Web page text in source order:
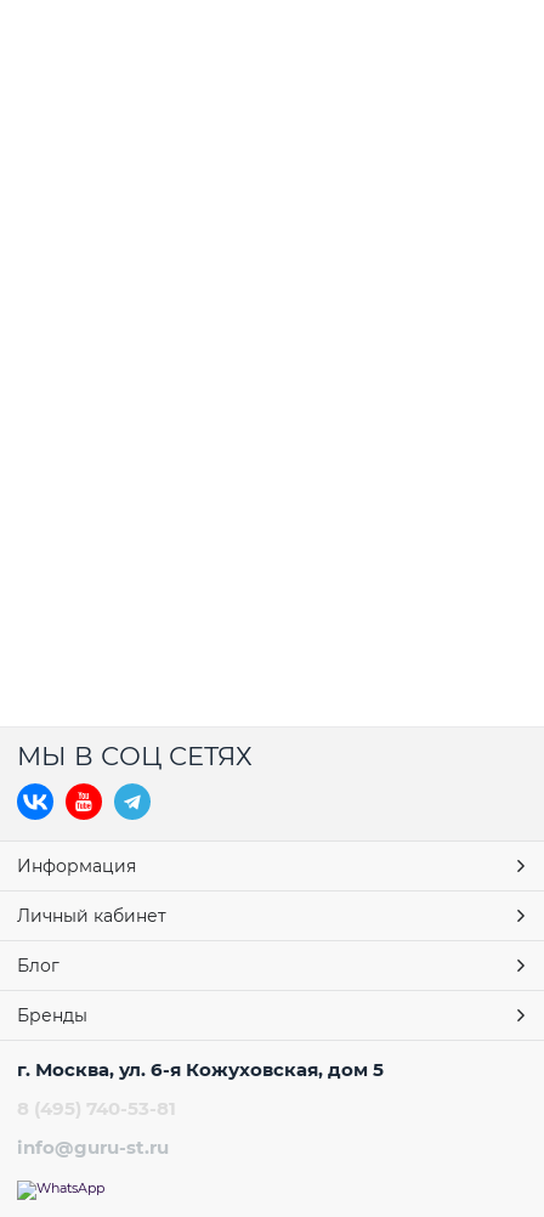
МЫ В СОЦ СЕТЯХ
Информация
Личный кабинет
Блог
Бренды
г. Москва, ул. 6-я Кожуховская, дом 5
8 (495) 740-53-81
info@guru-st.ru